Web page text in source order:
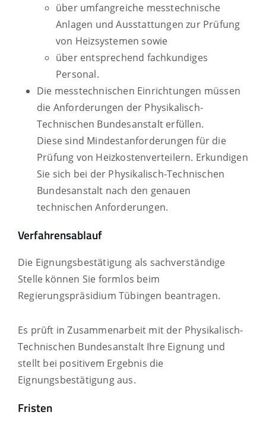
über umfangreiche messtechnische
Anlagen und Ausstattungen zur Prüfung
von Heizsystemen sowie
über entsprechend fachkundiges
Personal.
Die messtechnischen Einrichtungen müssen
die Anforderungen der Physikalisch-
Technischen Bundesanstalt erfüllen.
Diese sind Mindestanforderungen für die
Prüfung von Heizkostenverteilern. Erkundigen
Sie sich bei der Physikalisch-Technischen
Bundesanstalt nach den genauen
technischen Anforderungen.
Verfahrensablauf
Die Eignungsbestätigung als sachverständige
Stelle können Sie formlos beim
Regierungspräsidium Tübingen beantragen.
Es prüft in Zusammenarbeit mit der Physikalisch-
Technischen Bundesanstalt Ihre Eignung und
stellt bei positivem Ergebnis die
Eignungsbestätigung aus.
Fristen